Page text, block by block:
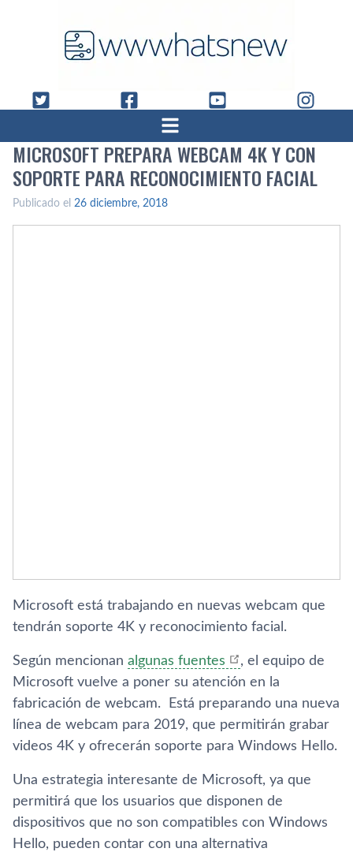
MICROSOFT PREPARA WEBCAM 4K Y CON
SOPORTE PARA RECONOCIMIENTO FACIAL
Publicado el 26 diciembre, 2018
Microsoft está trabajando en nuevas webcam que
tendrán soporte 4K y reconocimiento facial.
Según mencionan algunas fuentes
, el equipo de
Microsoft vuelve a poner su atención en la
fabricación de webcam. Está preparando una nueva
lí­nea de webcam para 2019, que permitirán grabar
videos 4K y ofrecerán soporte para Windows Hello.
Una estrategia interesante de Microsoft, ya que
permitirá que los usuarios que disponen de
dispositivos que no son compatibles con Windows
Hello, pueden contar con una alternativa